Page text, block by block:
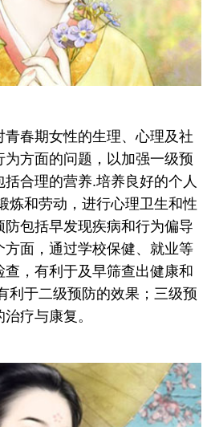
春期女性的生理、心理及社
方面的问题，以加强一级预
合理的营养.培养良好的个人
炼和劳动，进行心理卫生和性
包括早发现疾病和行为偏导
面，通过学校保健、就业等
，有利于及早筛查出健康和
利于二级预防的效果；三级预
疗与康复。